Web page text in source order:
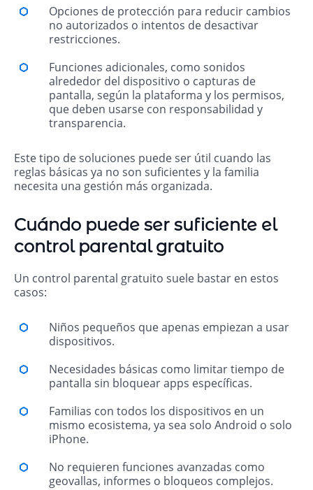
Opciones de protección para reducir cambios
no autorizados o intentos de desactivar
restricciones.
Funciones adicionales, como sonidos
alrededor del dispositivo o capturas de
pantalla, según la plataforma y los permisos,
que deben usarse con responsabilidad y
transparencia.
Este tipo de soluciones puede ser útil cuando las
reglas básicas ya no son suficientes y la familia
necesita una gestión más organizada.
Cuándo puede ser suficiente el
control parental gratuito
Un control parental gratuito suele bastar en estos
casos:
Niños pequeños que apenas empiezan a usar
dispositivos.
Necesidades básicas como limitar tiempo de
pantalla sin bloquear apps específicas.
Familias con todos los dispositivos en un
mismo ecosistema, ya sea solo Android o solo
iPhone.
No requieren funciones avanzadas como
geovallas, informes o bloqueos complejos.